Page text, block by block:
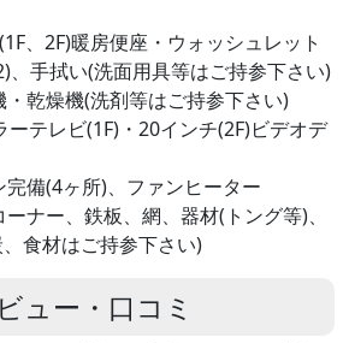
、2F)暖房便座・ウォッシュレット
、手拭い(洗面用具等はご持参下さい)
乾燥機(洗剤等はご持参下さい)
ーテレビ(1F)・20インチ(2F)ビデオデ
備(4ヶ所)、ファンヒーター
ナー、鉄板、網、器材(トング等)、
食材はご持参下さい)
ュー・口コミ